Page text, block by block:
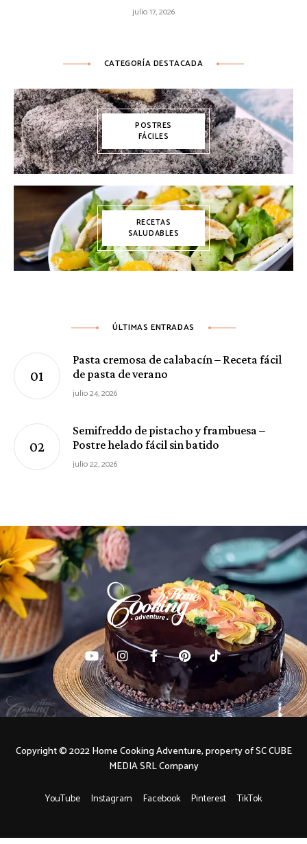
julio 17, 2026
CATEGORÍA DESTACADA
POSTRES
FÁCILES
RECETAS
SALUDABLES
ÚLTIMAS ENTRADAS
Pasta cremosa de calabacín – Receta fácil
de pasta de verano
julio 24, 2026
Semifreddo de pistacho y frambuesa –
Postre helado fácil sin batido
julio 22, 2026
YouTube Instagram Facebook Pinterest TikTok
Copyright © 2022 Home Cooking Adventure, property of SC CUBE
MEDIA SRL Company